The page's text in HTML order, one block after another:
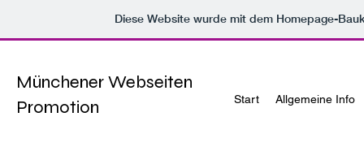
Diese Website wurde mit dem Homepage-
Münchener Webseiten
Promotion
Start Allgemeine Info